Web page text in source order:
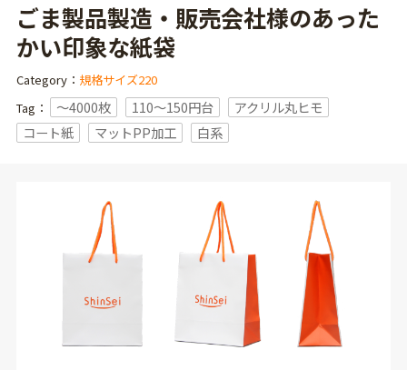
ごま製品製造・販売会社様のあった
かい印象な紙袋
Category： 規格サイズ220
Tag：
〜4000枚 110～150円台
アクリル丸ヒモ
コート紙
マットPP加工 白系